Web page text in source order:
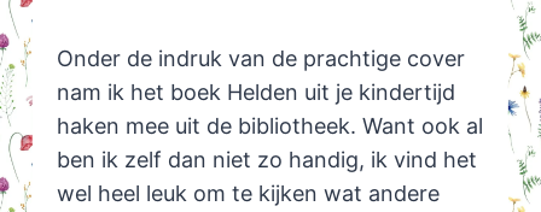
Onder de indruk van de prachtige cover
nam ik het boek Helden uit je kindertijd
haken mee uit de bibliotheek. Want ook al
ben ik zelf dan niet zo handig, ik vind het
wel heel leuk om te kijken wat andere